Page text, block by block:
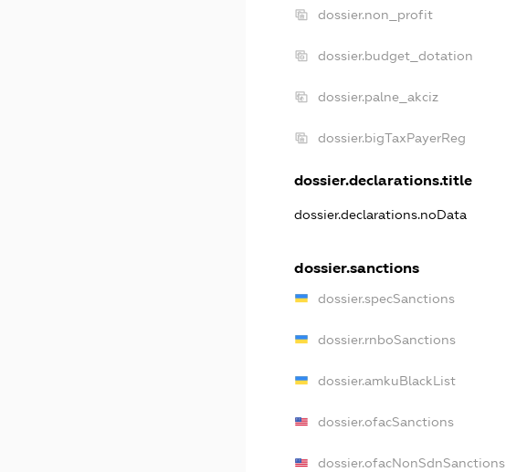
dossier.non_profit
dossier.budget_dotation
dossier.palne_akciz
dossier.bigTaxPayerReg
dossier.declarations.title
dossier.declarations.noData
dossier.sanctions
dossier.specSanctions
dossier.rnboSanctions
dossier.amkuBlackList
dossier.ofacSanctions
dossier.ofacNonSdnSanctions